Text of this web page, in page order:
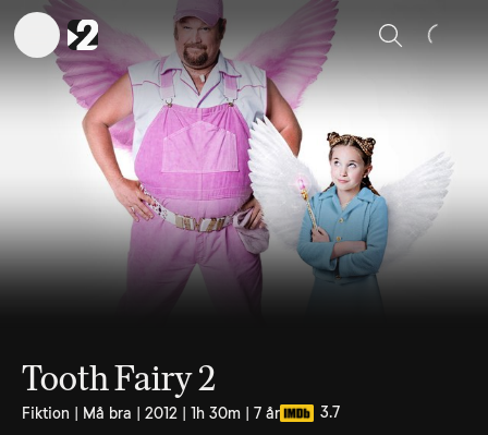
Sök
Tooth Fairy 2
Fiktion | Må bra | 2012 | 1h 30m | 7 år 3.7